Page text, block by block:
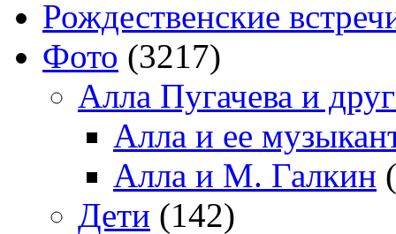
Рождественские
Фото (3217)
Алла Пугачева и
Алла и ее
Алла и М. Галкин
Дети (142)